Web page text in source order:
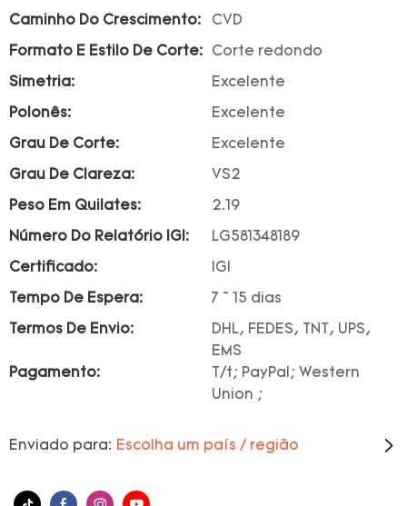
Caminho Do Crescimento: CVD
Formato E Estilo De Corte: Corte redondo
Simetria: Excelente
Polonês: Excelente
Grau De Corte: Excelente
Grau De Clareza: VS2
Peso Em Quilates: 2.19
Número Do Relatório IGI: LG581348189
Certificado: IGI
Tempo De Espera: 7 ~ 15 dias
Termos De Envio:
DHL, FEDES, TNT, UPS,
EMS
Pagamento:
T/t; PayPal; Western
Union ;
Enviado para: Escolha um país / região